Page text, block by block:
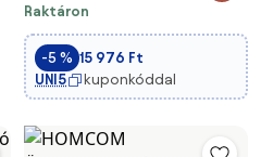
Babakád 0-3 Év 50 Liter
Kényelmes Párnával és
Összecsukható Lábbal 110 kg
Terhelhetőséggel 80x54x21 cm
Zöld | Aosom
Raktáron
-5 % 15 976 Ft
UNI5
kuponkóddal